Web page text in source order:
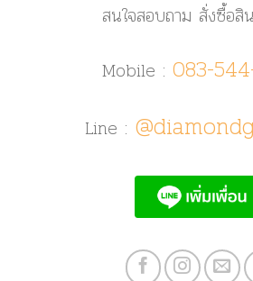
สนใจสอบถาม สั่งซื้อสิ
Mobile : 083-
Line :